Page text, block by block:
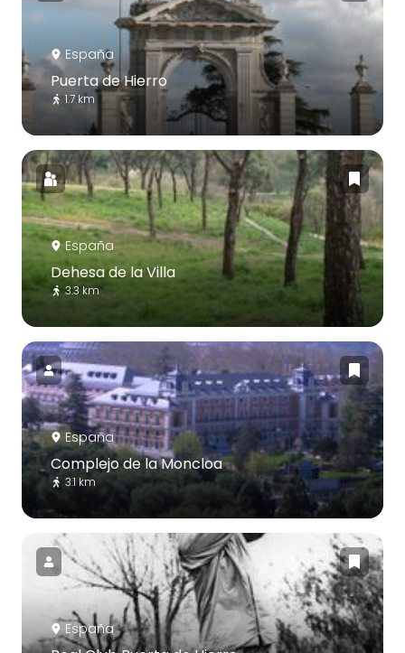
España
Puerta de Hierro
1.7 km
España
Dehesa de la Villa
3.3 km
España
Complejo de la Moncloa
3.1 km
España